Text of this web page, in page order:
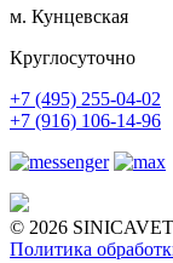
м. Кунцевская
Круглосуточно
+7 (495) 255-04-02
+7 (916) 106-14-96
© 2026
Политика